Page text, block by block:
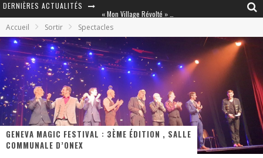
DERNIÈRES ACTUALITÉS
Star Fox
PsyRiver 2026 : la magie revient sur les rives de l’Aar
« MOFUSAND / Parler Japonais » – Des Expressions Pratiques !
« Dr Wertham / L’homme qui étudia les tueurs en série » - Un Métier à Risque !
Accueil Sortir Spectacles
GENEVA MAGIC FESTIVAL : 3ÈME ÉDITION , SALLE
COMMUNALE D’ONEX